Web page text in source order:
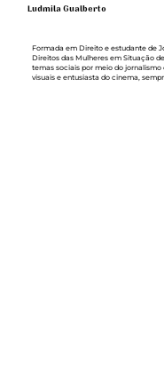
Formada em Direito e estudante de
Direitos das Mulheres em Situação
temas sociais por meio do
visuais e entusiasta do cinema,
Ludmila Gualberto